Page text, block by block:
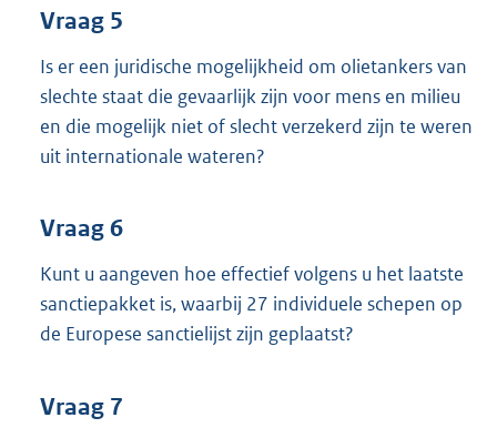
Vraag 5
Is er een juridische mogelijkheid om olietankers van
slechte staat die gevaarlijk zijn voor mens en milieu
en die mogelijk niet of slecht verzekerd zijn te weren
uit internationale wateren?
Vraag 6
Kunt u aangeven hoe effectief volgens u het laatste
sanctiepakket is, waarbij 27 individuele schepen op
de Europese sanctielijst zijn geplaatst?
Vraag 7